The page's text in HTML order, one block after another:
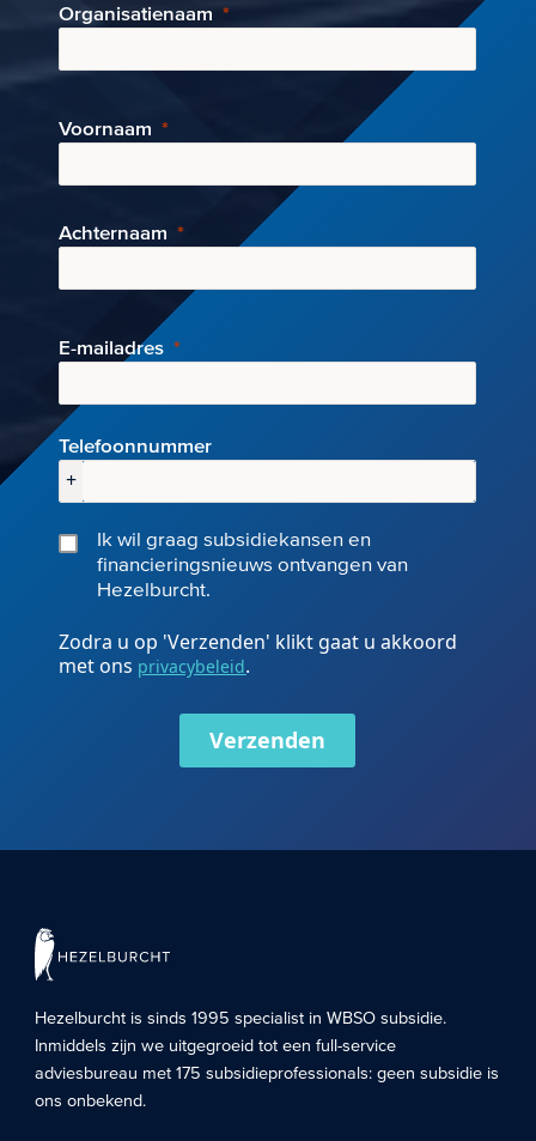
Organisatienaam
Voornaam
Achternaam
E-mailadres
Telefoonnummer
+
Ik wil graag subsidiekansen en
financieringsnieuws ontvangen van
Hezelburcht.
Zodra u op 'Verzenden' klikt gaat u akkoord
met ons privacybeleid.
Verzenden
Hezelburcht is sinds 1995 specialist inWBSO subsidie.
Inmiddels zijn we uitgegroeid tot een full-service
adviesbureau met 175 subsidieprofessionals: geen subsidie is
ons onbekend.